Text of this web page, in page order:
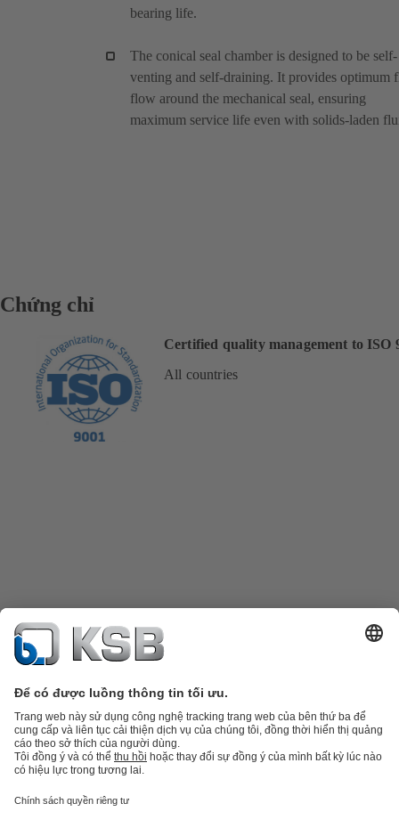
bearing life.
The conical seal chamber is designed to be self-
venting and self-draining. It provides optimum
flow around the mechanical seal, ensuring
maximum service life even with solids-laden
Chứng chỉ
Certified quality management to ISO
All countries
Danh mục sản phẩmPhụ tùng thay thế